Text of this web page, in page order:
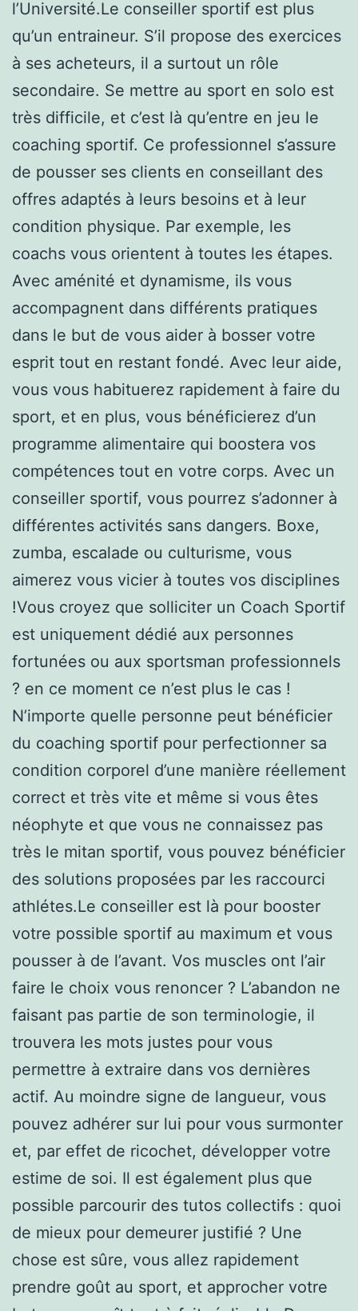
l’Université.Le conseiller sportif est plus
qu’un entraineur. S’il propose des exercices
à ses acheteurs, il a surtout un rôle
secondaire. Se mettre au sport en solo est
très difficile, et c’est là qu’entre en jeu le
coaching sportif. Ce professionnel s’assure
de pousser ses clients en conseillant des
offres adaptés à leurs besoins et à leur
condition physique. Par exemple, les
coachs vous orientent à toutes les étapes.
Avec aménité et dynamisme, ils vous
accompagnent dans différents pratiques
dans le but de vous aider à bosser votre
esprit tout en restant fondé. Avec leur aide,
vous vous habituerez rapidement à faire du
sport, et en plus, vous bénéficierez d’un
programme alimentaire qui boostera vos
compétences tout en votre corps. Avec un
conseiller sportif, vous pourrez s’adonner à
différentes activités sans dangers. Boxe,
zumba, escalade ou culturisme, vous
aimerez vous vicier à toutes vos disciplines
!Vous croyez que solliciter un Coach Sportif
est uniquement dédié aux personnes
fortunées ou aux sportsman professionnels
? en ce moment ce n’est plus le cas !
N’importe quelle personne peut bénéficier
du coaching sportif pour perfectionner sa
condition corporel d’une manière réellement
correct et très vite et même si vous êtes
néophyte et que vous ne connaissez pas
très le mitan sportif, vous pouvez bénéficier
des solutions proposées par les raccourci
athlétes.Le conseiller est là pour booster
votre possible sportif au maximum et vous
pousser à de l’avant. Vos muscles ont l’air
faire le choix vous renoncer ? L’abandon ne
faisant pas partie de son terminologie, il
trouvera les mots justes pour vous
permettre à extraire dans vos dernières
actif. Au moindre signe de langueur, vous
pouvez adhérer sur lui pour vous surmonter
et, par effet de ricochet, développer votre
estime de soi. Il est également plus que
possible parcourir des tutos collectifs : quoi
de mieux pour demeurer justifié ? Une
chose est sûre, vous allez rapidement
prendre goût au sport, et approcher votre